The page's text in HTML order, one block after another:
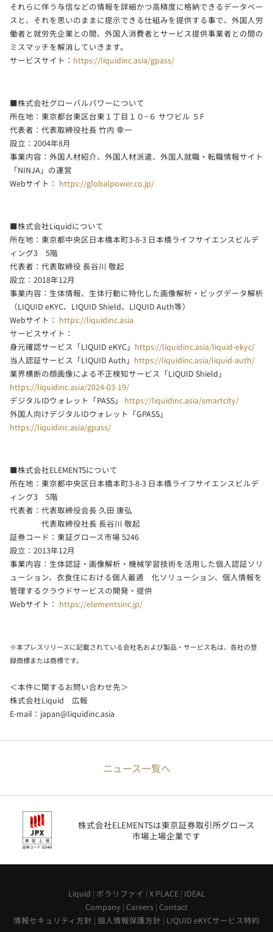
それらに伴う与信などの情報を詳細かつ高精度に格納できるデータベー
スと、それを思いのままに提示できる仕組みを提供する事で、外国人労
働者と就労先企業との間、外国人消費者とサービス提供事業者との間の
ミスマッチを解消していきます。
サービスサイト： https://liquidinc.asia/gpass/
■株式会社グローバルパワーについて
所在地：東京都台東区台東１丁目１０−６ サワビル ５F
代表者：代表取締役社長 竹内 幸一
設立：2004年8月
事業内容：外国人材紹介、外国人材派遣、外国人就職・転職情報サイト
「NINJA」の運営
Webサイト： https://globalpower.co.jp/
■株式会社Liquidについて
所在地：東京都中央区日本橋本町3-8-3 日本橋ライフサイエンスビルデ
ィング3 5階
代表者：代表取締役 長谷川 敬起
設立：2018年12月
事業内容：生体情報、生体行動に特化した画像解析・ビッグデータ解析
（LIQUID eKYC、LIQUID Shield、LIQUID Auth等）
Webサイト： https://liquidinc.asia
サービスサイト：
身元確認サービス「LIQUID eKYC」 https://liquidinc.asia/liquid-ekyc/
当人認証サービス「LIQUID Auth」 https://liquidinc.asia/liquid-auth/
業界横断の顔画像による不正検知サービス「LIQUID Shield」
https://liquidinc.asia/2024-03-19/
デジタルIDウォレット「PASS」 https://liquidinc.asia/smartcity/
外国人向けデジタルIDウォレット「GPASS」
https://liquidinc.asia/gpass/
■株式会社ELEMENTSについて
所在地：東京都中央区日本橋本町3-8-3 日本橋ライフサイエンスビルデ
ィング3 5階
代表者：代表取締役会長 久田 康弘
代表取締役社長 長谷川 敬起
証券コード：東証グロース市場 5246
設立：2013年12月
事業内容：生体認証・画像解析・機械学習技術を活用した個人認証ソリ
ューション、衣食住における個人最適 化ソリューション、個人情報を
管理するクラウドサービスの開発・提供
Webサイト： https://elementsinc.jp/
※本プレスリリースに記載されている会社名および製品・サービス名は、各社の登
録商標または商標です。
＜本件に関するお問い合わせ先＞
株式会社Liquid 広報
E-mail： japan@liquidinc.asia
ニュース一覧へ
株式会社ELEMENTSは東京証券取引所グロース
市場上場企業です
Liquid | ポラリファイ | X PLACE| IDEAL
Company | Careers | Contact
情報セキュリティ方針 | 個人情報保護方針 | LIQUID eKYCサービス特約